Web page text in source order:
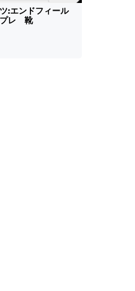
:エンドフィール
レ 靴